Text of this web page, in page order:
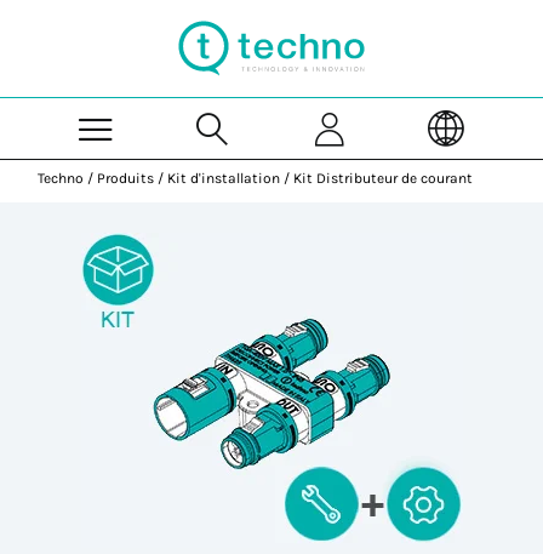
Techno / Produits / Kit d'installation / Kit Distributeur de courant